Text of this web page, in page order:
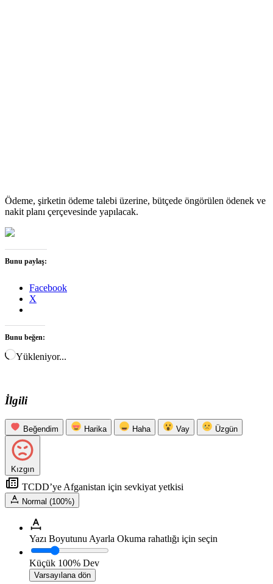
Ödeme, şirketin ödeme talebi üzerine, bütçede öngörülen ödenek ve
nakit planı çerçevesinde yapılacak.
Bunu paylaş:
Facebook
X
Bunu beğen:
Yükleniyor...
İlgili
Beğendim Harika Haha Vay Üzgün
Kızgın
TCDD’ye Afganistan için sevkiyat yetkisi
Normal (100%)
Yazı Boyutunu Ayarla Okuma rahatlığı için seçin
Küçük 100% Dev
Varsayılana dön